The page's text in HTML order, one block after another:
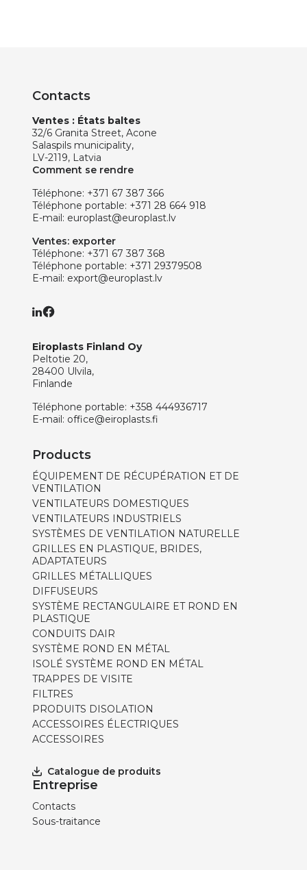
Contacts
Ventes : États baltes
32/6 Granita Street, Acone
Salaspils municipality,
LV-2119, Latvia
Comment se rendre
Téléphone: +371 67 387 366
Téléphone portable: +371 28 664 918
E-mail: europlast@europlast.lv
Ventes: exporter
Téléphone: +371 67 387 368
Téléphone portable: +371 29379508
E-mail: export@europlast.lv
Eiroplasts Finland Oy
Peltotie 20,
28400 Ulvila,
Finlande
Téléphone portable: +358 444936717
E-mail: office@eiroplasts.fi
Products
ÉQUIPEMENT DE RÉCUPÉRATION ET DE
VENTILATION
VENTILATEURS DOMESTIQUES
VENTILATEURS INDUSTRIELS
SYSTÈMES DE VENTILATION NATURELLE
GRILLES EN PLASTIQUE, BRIDES,
ADAPTATEURS
GRILLES MÉTALLIQUES
DIFFUSEURS
SYSTÈME RECTANGULAIRE ET ROND EN
PLASTIQUE
CONDUITS DAIR
SYSTÈME ROND EN MÉTAL
ISOLÉ SYSTÈME ROND EN MÉTAL
TRAPPES DE VISITE
FILTRES
PRODUITS DISOLATION
ACCESSOIRES ÉLECTRIQUES
ACCESSOIRES
Catalogue de produits
Entreprise
Contacts
Sous-traitance